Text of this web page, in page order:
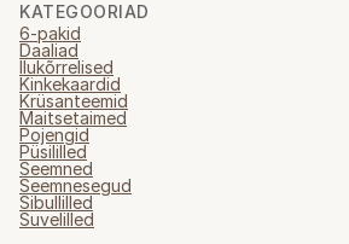
KATEGOORIAD
6-pakid
Daaliad
Ilukõrrelised
Kinkekaardid
Krüsanteemid
Maitsetaimed
Pojengid
Püsililled
Seemned
Seemnesegud
Sibullilled
Suvelilled